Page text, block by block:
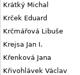
Krátký Michal
Krček Eduard
Krčmářová Libuše
Krejsa Jan I.
Křenková Jana
Křivohlávek Václav